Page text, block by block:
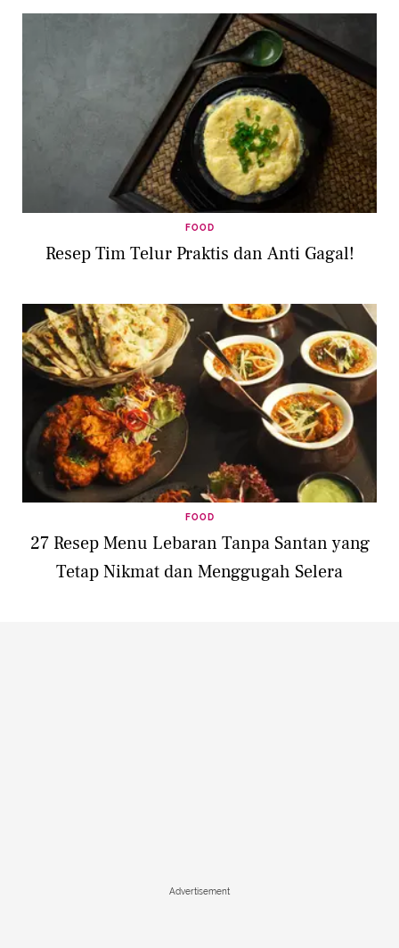
FOOD
Resep Tim Telur Praktis dan Anti Gagal!
FOOD
27 Resep Menu Lebaran Tanpa Santan yang
Tetap Nikmat dan Menggugah Selera
Advertisement